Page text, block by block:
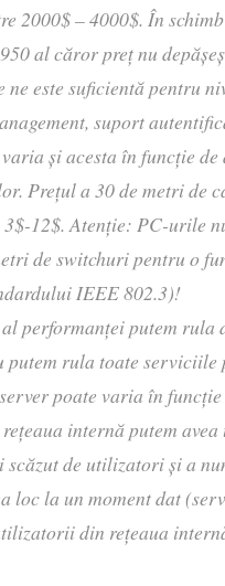
2000$ – 4000$. În
al căror preţ nu
este suficientă pentru
suport
şi acesta în funcţie
Preţul a 30 de metri de
12$. Atenţie: PC-urile
de switchuri pentru o
IEEE 802.3)!
performanţei putem
putem rula toate serviciile
poate varia în
internă putem
scăzut de utilizatori şi a
loc la un moment dat
din reţeaua